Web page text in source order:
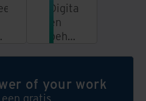
Digitaliseer
en
beheer
veilig
in
of your work
gratis